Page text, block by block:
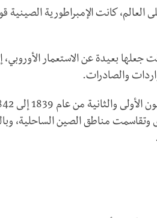
العالم، كانت الإمبراطورية الصينية
بعيدة عن الاستعمار الأوروبي،
والصادرات.
وتقاسمت مناطق الصين الساحلية،